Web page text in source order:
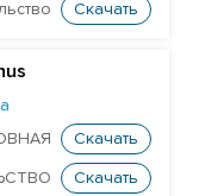
Скачать
Скачать
Скачать